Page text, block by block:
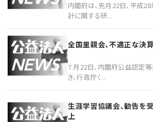
内閣府は、先月22日、平成
計に関する研...
全国里親会、不適正な決
7 月22日、内閣府公益認定
き、行政庁（...
生涯学習協議会、勧告を
上